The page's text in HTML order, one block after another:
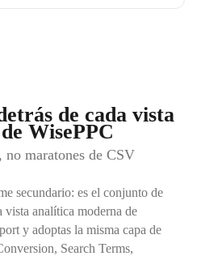
de cada vista
WisePPC
no maratones de CSV
secundario: es el conjunto de
analítica moderna de
y adoptas la misma capa de
Search Terms,